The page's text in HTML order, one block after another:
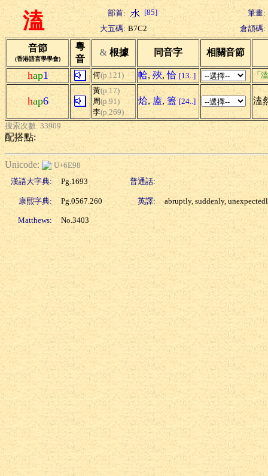
溘 部首: [85]
筆畫:
大五碼: B7C2 倉頡碼:
音節
(香港語言學學會)
粵
音
& 根據 同音字 相關音節
hap1 何(p.121) 帢, 殎,恰 [13..] 「
hap6
黃(p.17)
周(p.91)
李(p.269)
烚, 廅, 篕 [24..] 溘
搜索次數: 33909
配搭點:
Unicode:
U+6E98
漢語大字典:
Pg.1693 普通話:
康熙字典: Pg.0567.260 英譯: abruptly, suddenly,
Matthews: No.3403